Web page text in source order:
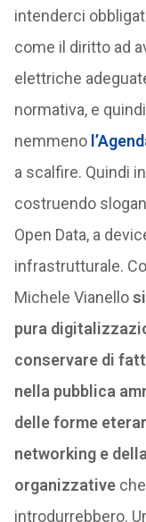
intenderci
come il diritto ad
elettriche
normativa, e
nemmeno
a scalfire. Quindi
costruendo
Open Data, a
infrastrutturale.
Michele Vianello
pura
conservare di
nella pubblica
delle forme
networking e
organizzative
introdurrebbero.